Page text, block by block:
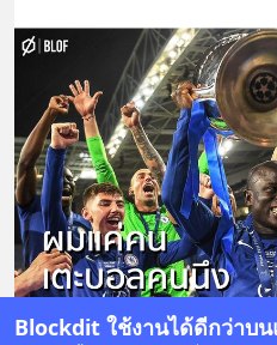
Blockdit ใช้งานได้ดีกว่าบ